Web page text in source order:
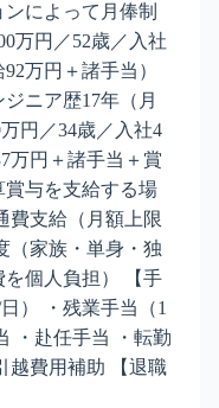
によって月俸制
万円／52歳／入社
万円＋諸手当）
ニア歴17年（月
円／34歳／入社4
万円＋諸手当＋賞
与を支給する場
費支給（月額上限
（家族・単身・独
個人負担） 【手
） ・残業手当（1
・赴任手当 ・転勤
越費用補助 【退職